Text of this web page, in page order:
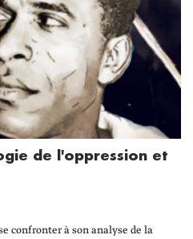
de l'oppression et
confronter à son analyse de la